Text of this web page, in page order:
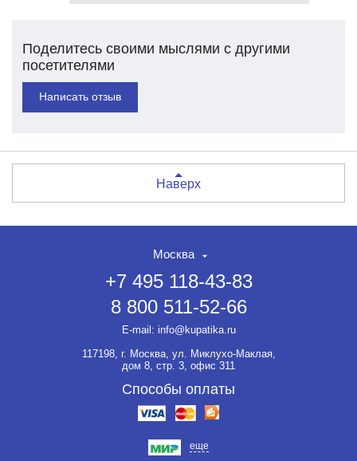
Поделитесь своими мыслями с другими
посетителями
Написать отзыв
Наверх
Москва
+7 495 118-43-83
8 800 511-52-66
E-mail: info@kupatika.ru
117198, г. Москва, ул. Миклухо-Маклая,
дом 8, стр. 3, офис 311
Способы оплаты
еще